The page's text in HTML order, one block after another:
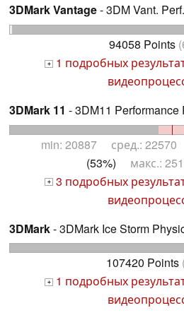
3DMark Vantage- 3DM Vant.
94058 Points
+ 1 подробных
3DMark 11 - 3DM11 Performance
min: 20887 сред.:
(53%) макс.:
+ 3 подробных
3DMark- 3DMark Ice Storm
107420 Points
+ 1 подробных